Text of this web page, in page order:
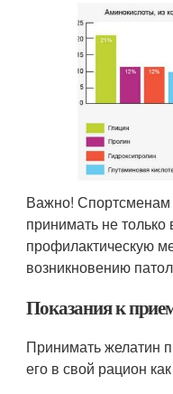
Важно!
принимать не только
профилактическую
возникновению
Показания к
Принимать желатин
его в свой рацион